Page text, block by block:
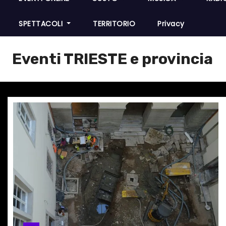
SPETTACOLI TERRITORIO Privacy
Eventi TRIESTE e provincia